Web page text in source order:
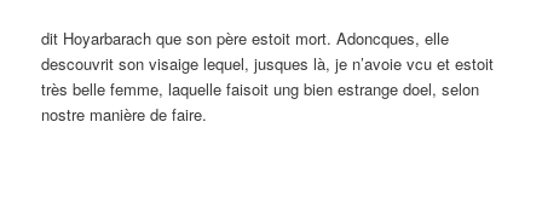
dit Hoyarbarach que son père estoit mort. Adoncques, elle
descouvrit son visaige lequel, jusques là, je n’avoie vcu et estoit
très belle femme, laquelle faisoit ung bien estrange doel, selon
nostre manière de faire.